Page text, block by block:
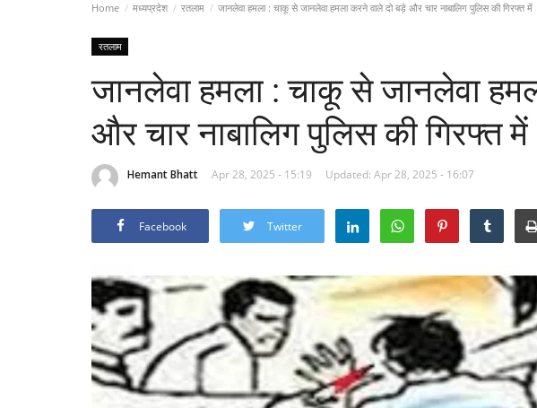
Home मध्यप्रदेश रतलाम जानलेवा हमला : चाकू से जानलेवा हमला करने वाले दो बड़े और चार नाबालिग पुलिस की गिरफ्त में
रतलाम
जानलेवा हमला : चाकू से जानलेवा
और चार नाबालिग पुलिस की गिरफ्त में
Hemant Bhatt Apr 28, 2025 - 15:19 Updated: Apr 28, 2025 - 16:07
Facebook Twitter